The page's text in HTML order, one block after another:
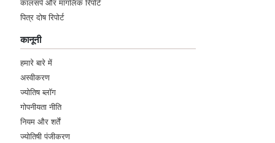
कालसर्प और मांगलिक रिपोर्ट
पित्र दोष रिपोर्ट
कानूनी
हमारे बारे में
अस्वीकरण
ज्योतिष ब्लॉग
गोपनीयता नीति
नियम और शर्तें
ज्योतिषी पंजीकरण